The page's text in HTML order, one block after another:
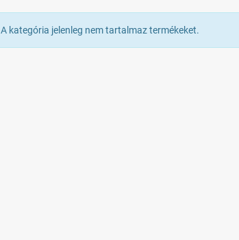
A kategória jelenleg nem tartalmaz termékeket.